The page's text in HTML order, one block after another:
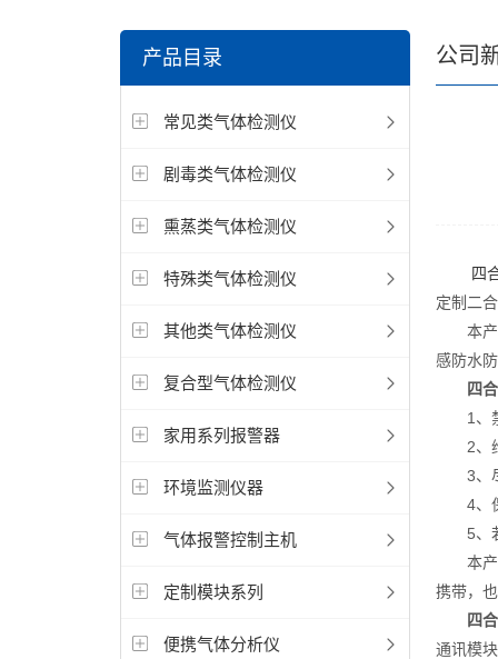
产品目录
常见类气体检测仪
剧毒类气体检测仪
熏蒸类气体检测仪
特殊类气体检测仪
其他类气体检测仪
复合型气体检测仪
家用系列报警器
环境监测仪器
气体报警控制主机
定制模块系列
便携气体分析仪
公司
四
定制二
本产品
感防水
四
1、禁
2、维
3、尽
4、保
5、若
本产品
携带，
四
通讯模